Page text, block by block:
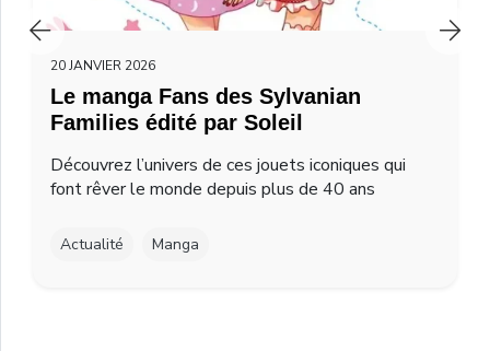
20 JANVIER 2026
Le manga Fans des Sylvanian
Families édité par Soleil
Découvrez l’univers de ces jouets iconiques qui
font rêver le monde depuis plus de 40 ans
Actualité Manga